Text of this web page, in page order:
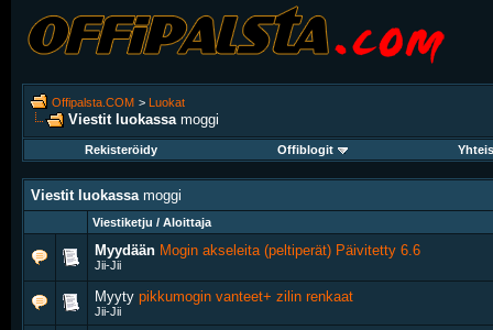
Offipalsta.COM > Luokat
Viestit luokassa moggi
Rekisteröidy Offiblogit
Viestit luokassa moggi
Viestiketju / Aloittaja
Myydään Mogin akseleita (peltiperät) Päivitetty 6.6
Jii-Jii
Myyty pikkumogin vanteet+ zilin renkaat
Jii-Jii